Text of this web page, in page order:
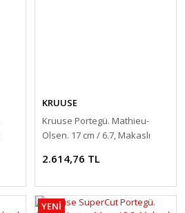
KRUUSE
Kruuse Portegü. Mathieu-
Olsen. 17 cm / 6.7, Makaslı
2.614,76 TL
YENİ